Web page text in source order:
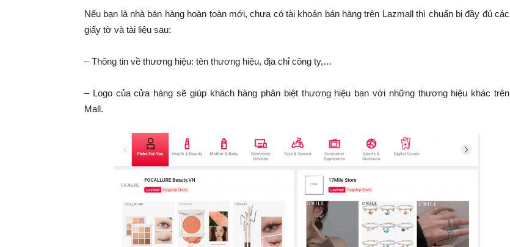
Nếu bạn là nhà bán hàng hoàn toàn mới, chưa có tài khoản bán hàng trên Lazmall thì chuẩn bị đầy đủ các
giấy tờ và tài liệu sau:
– Thông tin về thương hiệu: tên thương hiệu, địa chỉ công ty,…
– Logo của cửa hàng sẽ giúp khách hàng phân biệt thương hiệu bạn với những thương hiệu khác trên
Mall.